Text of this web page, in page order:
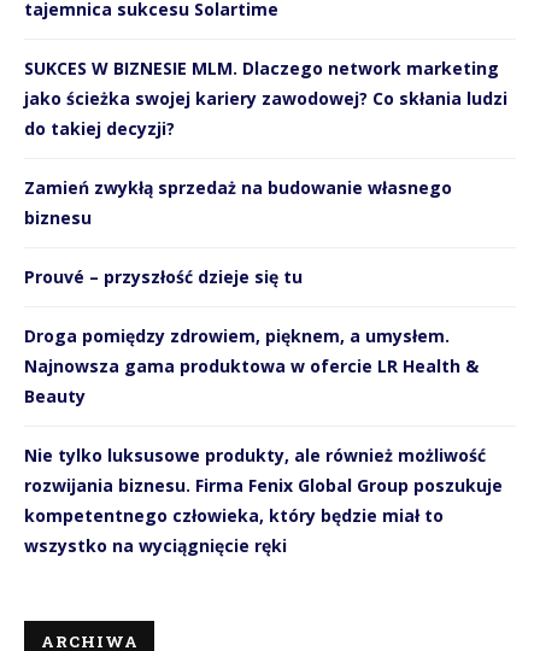
tajemnica sukcesu Solartime
SUKCES W BIZNESIE MLM. Dlaczego network marketing
jako ścieżka swojej kariery zawodowej? Co skłania ludzi
do takiej decyzji?
Zamień zwykłą sprzedaż na budowanie własnego
biznesu
Prouvé – przyszłość dzieje się tu
Droga pomiędzy zdrowiem, pięknem, a umysłem.
Najnowsza gama produktowa w ofercie LR Health &
Beauty
Nie tylko luksusowe produkty, ale również możliwość
rozwijania biznesu. Firma Fenix Global Group poszukuje
kompetentnego człowieka, który będzie miał to
wszystko na wyciągnięcie ręki
ARCHIWA